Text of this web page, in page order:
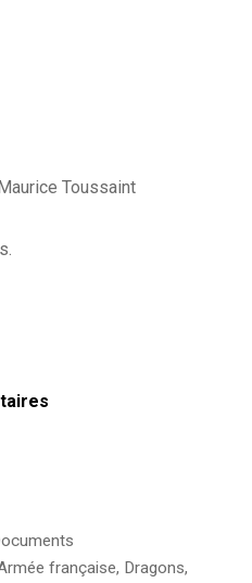
Toussaint
française, Dragons,